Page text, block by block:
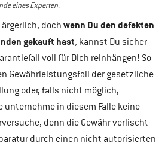
eines Experten.
doch wenn Du den defekten
gekauft hast, kannst Du sicher
voll für Dich reinhängen! So
Gewährleistungsfall der gesetzliche
oder, falls nicht möglich,
in diesem Falle keine
denn die Gewähr verlischt
durch einen nicht autorisierten